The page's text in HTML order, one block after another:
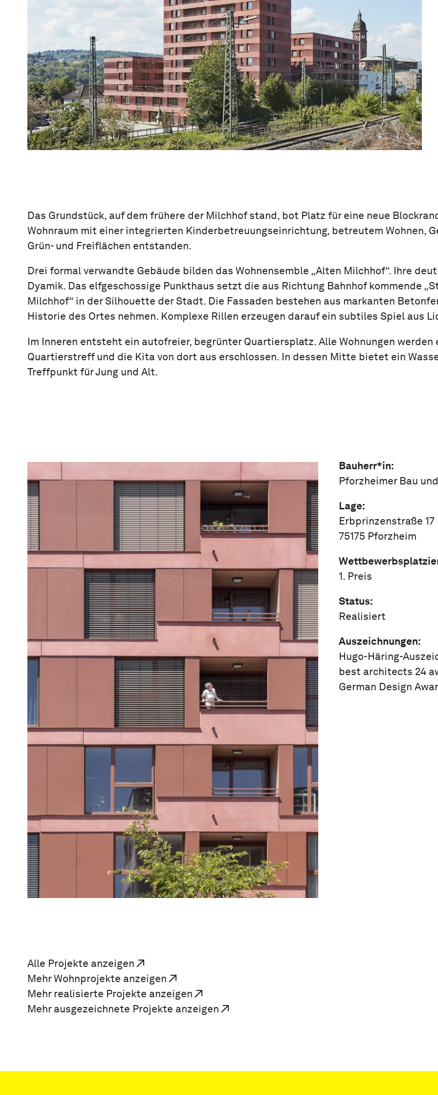
Das Grundstück, auf dem frühere der Milchhof stand, bot Platz für eine neue
Wohnraum mit einer integrierten Kinderbetreuungseinrichtung, betreutem Wohnen,
Grün- und Freiflächen entstanden.
Drei formal verwandte Gebäude bilden das Wohnensemble „Alten Milchhof“. Ihre
Dyamik. Das elfgeschossige Punkthaus setzt die aus Richtung Bahnhof kommende
Milchhof“ in der Silhouette der Stadt. Die Fassaden bestehen aus markanten
Historie des Ortes nehmen. Komplexe Rillen erzeugen darauf ein subtiles Spiel aus
Im Inneren entsteht ein autofreier, begrünter Quartiersplatz. Alle Wohnungen
Quartierstreff und die Kita von dort aus erschlossen. In dessen Mitte bietet ein
Treffpunkt für Jung und Alt.
Bauherr*in:
Pforzheimer Bau
Lage:
Erbprinzenstraße 17
75175 Pforzheim
1. Preis
Status:
Realisiert
Auszeichnungen:
Hugo-Häring-
best architects 24
German Design
Alle Projekte anzeigen
Mehr Wohnprojekte anzeigen
Mehr realisierte Projekte anzeigen
Mehr ausgezeichnete Projekte anzeigen